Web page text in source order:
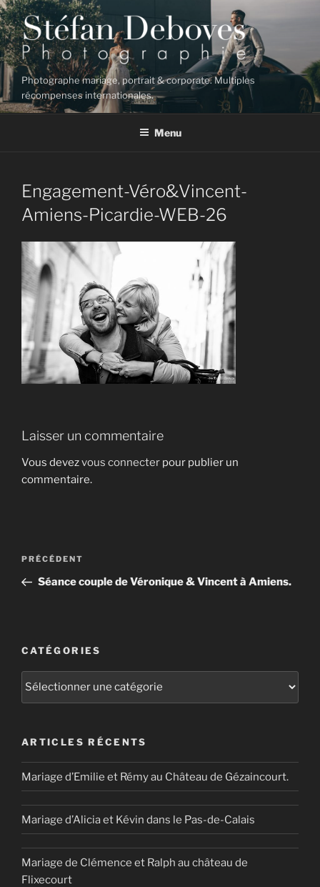
Aller
au
contenu
principal
Photographe mariage, portrait & corporate. Multiples
récompenses internationales.
Menu
Engagement-Véro&Vincent-
Amiens-Picardie-WEB-26
Laisser un commentaire
Vous devezvous connecter pour publier un
commentaire.
Navigation
l’article
Article
précédent
PRÉCÉDENT
Séance couple de Véronique & Vincent à Amiens.
CATÉGORIES
Catégories
ARTICLES RÉCENTS
Mariage d’Emilie et Rémy au Château de Gézaincourt.
Mariage d’Alicia et Kévin dans le Pas-de-Calais
Mariage de Clémence et Ralph au château de
Flixecourt